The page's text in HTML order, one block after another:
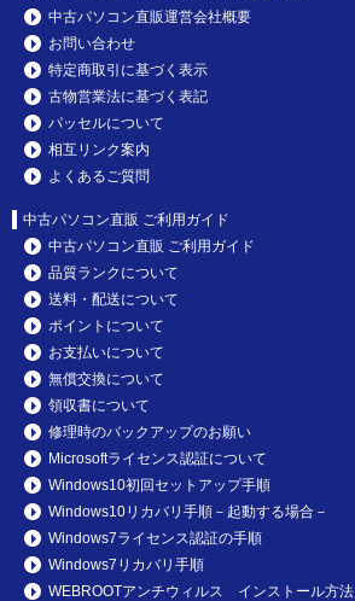
中古パソコン直販運営会社概要
お問い合わせ
特定商取引に基づく表示
古物営業法に基づく表記
パッセルについて
相互リンク案内
よくあるご質問
中古パソコン直販 ご利用ガイド
中古パソコン直販 ご利用ガイド
品質ランクについて
送料・配送について
ポイントについて
お支払いについて
無償交換について
領収書について
修理時のバックアップのお願い
Microsoftライセンス認証について
Windows10初回セットアップ手順
Windows10リカバリ手順－起動する場合－
Windows7ライセンス認証の手順
Windows7リカバリ手順
WEBROOTアンチウィルス インストール方法